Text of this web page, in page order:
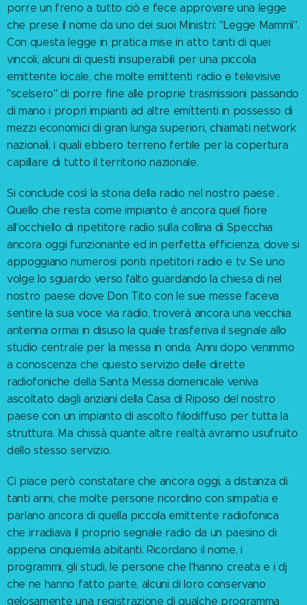
porre un freno a tutto ciò e fece approvare una legge
che prese il nome da uno dei suoi Ministri: "Legge Mammì".
Con questa legge in pratica mise in atto tanti di quei
vincoli, alcuni di questi insuperabili per una piccola
emittente locale, che molte emittenti radio e televisive
"scelsero" di porre fine alle proprie trasmissioni passando
di mano i propri impianti ad altre emittenti in possesso di
mezzi economici di gran lunga superiori, chiamati network
nazionali, i quali ebbero terreno fertile per la copertura
capillare di tutto il territorio nazionale.
Si conclude così la storia della radio nel nostro paese .
Quello che resta come impianto è ancora quel fiore
all'occhiello di ripetitore radio sulla collina di Specchia
ancora oggi funzionante ed in perfetta efficienza, dove si
appoggiano numerosi ponti ripetitori radio e tv. Se uno
volge lo sguardo verso l'alto guardando la chiesa di nel
nostro paese dove Don Tito con le sue messe faceva
sentire la sua voce via radio, troverà ancora una vecchia
antenna ormai in disuso la quale trasferiva il segnale allo
studio centrale per la messa in onda. Anni dopo venimmo
a conoscenza che questo servizio delle dirette
radiofoniche della Santa Messa domenicale veniva
ascoltato dagli anziani della Casa di Riposo del nostro
paese con un impianto di ascolto filodiffuso per tutta la
struttura. Ma chissà quante altre realtà avranno usufruito
dello stesso servizio.
Ci piace però constatare che ancora oggi, a distanza di
tanti anni, che molte persone ricordino con simpatia e
parlano ancora di quella piccola emittente radiofonica
che irradiava il proprio segnale radio da un paesino di
appena cinquemila abitanti. Ricordano il nome, i
programmi, gli studi, le persone che l'hanno creata e i dj
che ne hanno fatto parte, alcuni di loro conservano
gelosamente una registrazione di qualche programma